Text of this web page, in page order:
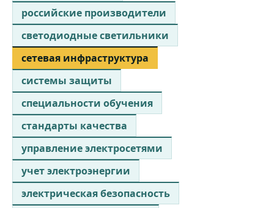
российские производители
светодиодные светильники
сетевая инфраструктура
системы защиты
специальности обучения
стандарты качества
управление электросетями
учет электроэнергии
электрическая безопасность